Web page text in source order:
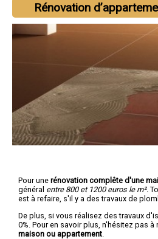
Rénovation
Pour une rénovation complête d'une
général entre 800 et 1200 euros le m².
est à refaire, s'il y a des travaux de
De plus, si vous réalisez des travaux
0%. Pour en savoir plus, n'hésitez pas
maison ou appartement